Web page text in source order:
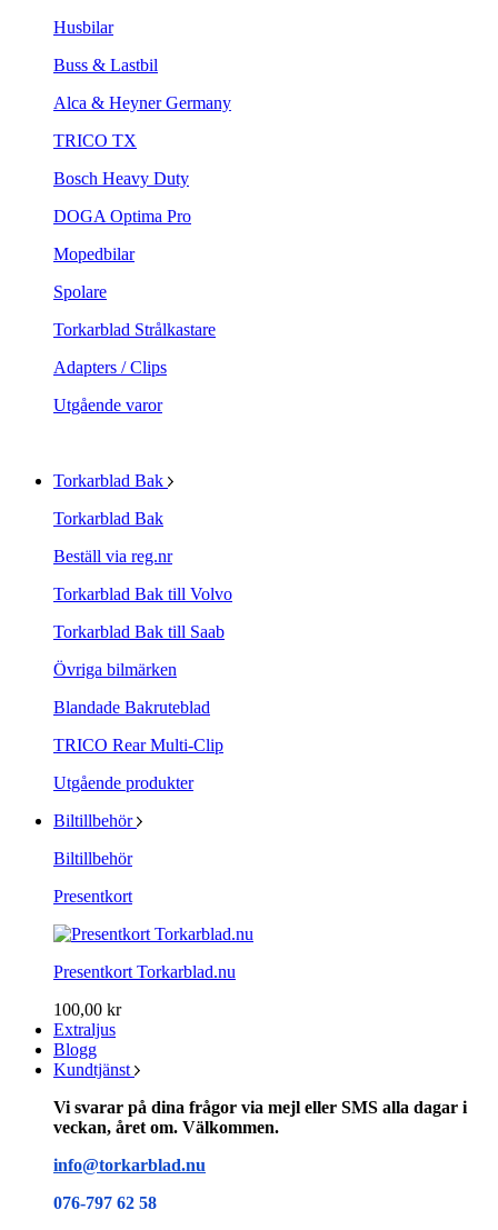
Husbilar
Buss & Lastbil
Alca & Heyner Germany
TRICO TX
Bosch Heavy Duty
DOGA Optima Pro
Mopedbilar
Spolare
Torkarblad Strålkastare
Adapters / Clips
Utgående varor
Torkarblad Bak
Torkarblad Bak
Beställ via reg.nr
Torkarblad Bak till Volvo
Torkarblad Bak till Saab
Övriga bilmärken
Blandade Bakruteblad
TRICO Rear Multi-Clip
Utgående produkter
Biltillbehör
Biltillbehör
Presentkort
Presentkort Torkarblad.nu
100,00 kr
Extraljus
Blogg
Kundtjänst
Vi svarar på dina frågor via mejl eller SMS alla dagar i
veckan, året om. Välkommen.
info@torkarblad.nu
076-797 62 58